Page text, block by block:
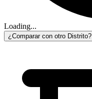
Loading...
¿Comparar con otro Distrito?